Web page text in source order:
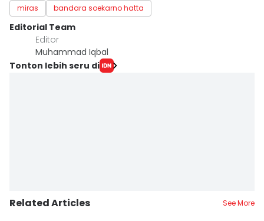
miras bandara soekarno hatta
Editorial Team
Editor
Muhammad Iqbal
Tonton lebih seru di
Related Articles See More